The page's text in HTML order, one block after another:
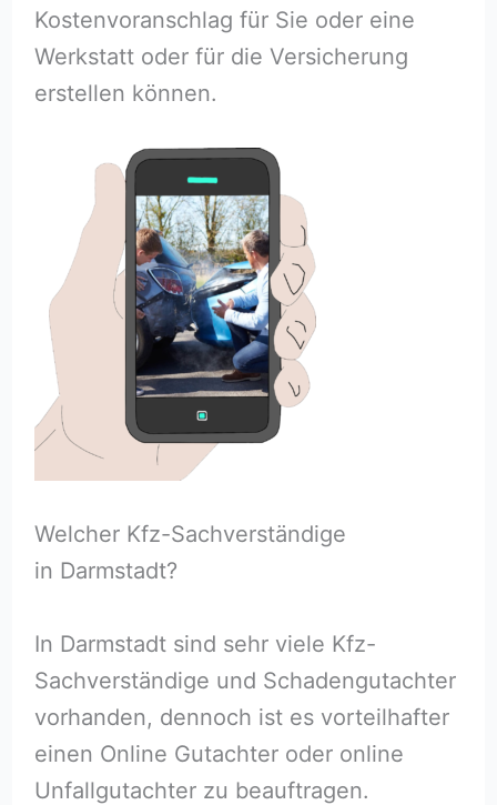
Kostenvoranschlag für Sie oder eine
Werkstatt oder für die Versicherung
erstellen können.
Welcher Kfz-Sachverständige
in Darmstadt?
In Darmstadt sind sehr viele Kfz-
Sachverständige und Schadengutachter
vorhanden, dennoch ist es vorteilhafter
einen Online Gutachter oder online
Unfallgutachter zu beauftragen.